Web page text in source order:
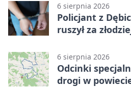
6 sierpnia 2026
Policjant z
ruszył za
6 sierpnia 2026
Odcinki
drogi w